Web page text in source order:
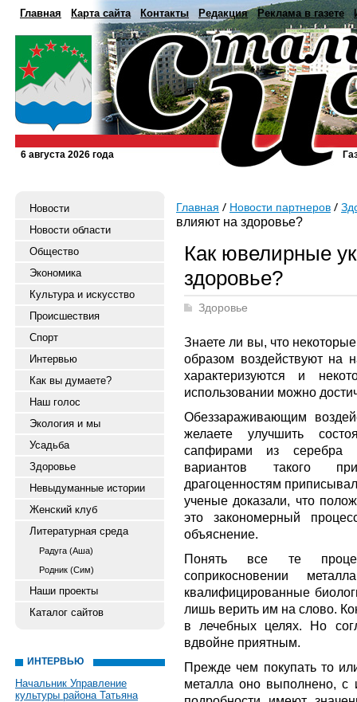
Главная Карта сайта Контакты Редакция Реклама в газете
6 августа 2026 года
Новости
Новости области
Общество
Экономика
Культура и искусство
Происшествия
Спорт
Интервью
Как вы думаете?
Наш голос
Экология и мы
Усадьба
Здоровье
Невыдуманные истории
Женский клуб
Литературная среда
Радуга (Аша)
Родник (Сим)
Наши проекты
Каталог сайтов
ИНТЕРВЬЮ
Начальник Управление
культуры района Татьяна
Главная Новости партнеров
влияют на здоровье?
Как ювелирные
здоровье?
Здоровье
Знаете ли вы, что
образом воздействуют на
характеризуются и
использовании можно
Обеззараживающим
желаете улучшить
сапфирами из серебра
вариантов такого
драгоценностям
ученые доказали, что
это закономерный
объяснение.
Понять все те
соприкосновении
квалифицированные
лишь верить им на слово.
в лечебных целях. Но
вдвойне приятным.
Прежде чем покупать то
металла оно выполнено, с